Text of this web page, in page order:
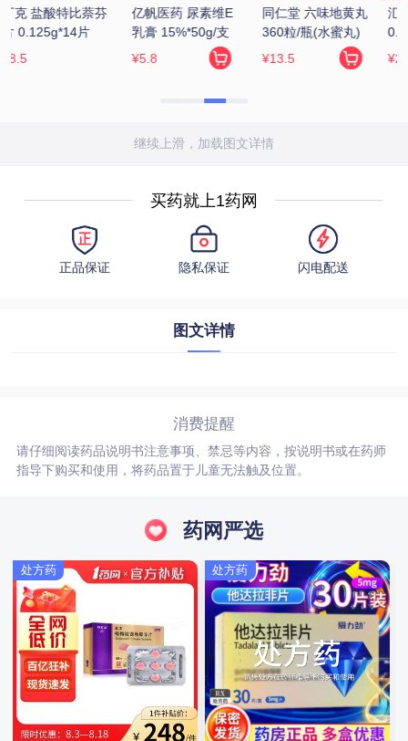
汇仁 肾宝片
0.7g*126片/瓶
¥229
张恒春 六味地黄丸
200丸(浓缩丸)
¥6.5
金水宝 金水宝胶囊
0.33g*9粒*12板
¥72.17
继续上滑，加载图文详情
买药就上1药网
正品保证 隐私保证 闪电配送
图文详情
消费提醒
请仔细阅读药品说明书注意事项、禁忌等内容，按说明书或在药师
指导下购买和使用，将药品置于儿童无法触及位置。
药网严选
处方药 处方药